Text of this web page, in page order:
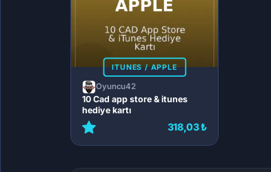
ITUNES / APPLE
Oyuncu42
10 Cad app store & itunes
hediye kartı
318,03 ₺